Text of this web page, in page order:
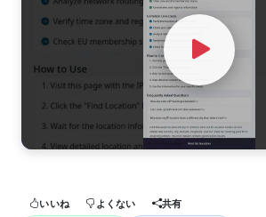
Watch Video
いいね よくない 共有